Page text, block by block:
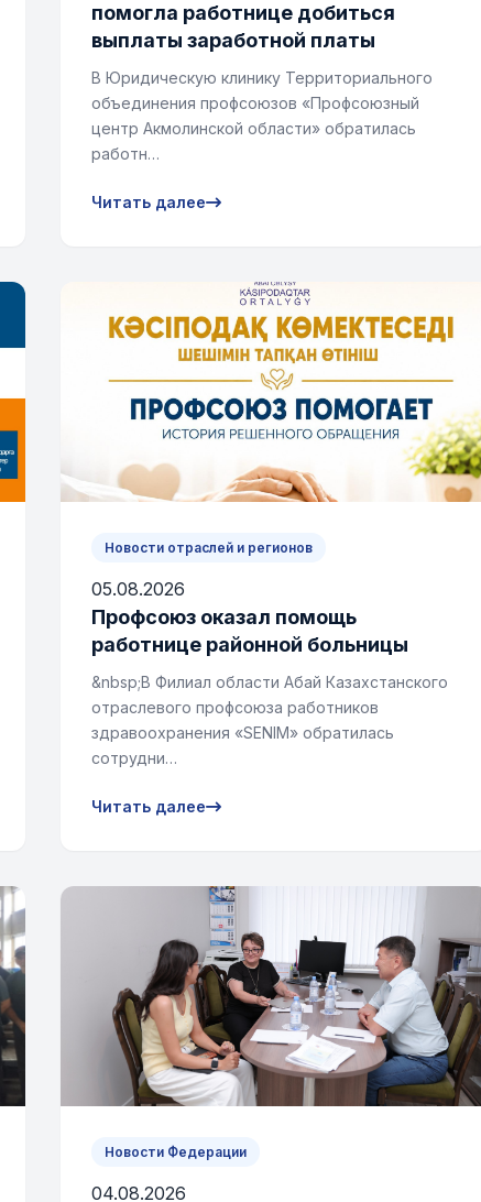
помогла работнице добиться
выплаты заработной платы
В Юридическую клинику Территориального
объединения профсоюзов «Профсоюзный
центр Акмолинской области» обратилась
работн…
Читать далее
Новости отраслей и регионов
05.08.2026
Профсоюз оказал помощь
работнице районной больницы
&nbsp;В Филиал области Абай Казахстанского
отраслевого профсоюза работников
здравоохранения «SENIM» обратилась
сотрудни…
Читать далее
Новости Федерации
04.08.2026